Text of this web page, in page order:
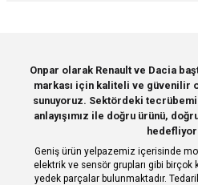
Ürün resmi kalitesiz, bozuk veya
Ürün açıklamasında eksik bilgiler
Ürün bilgilerinde hatalar bulunuyor.
Ürün fiyatı diğer sitelerden daha
Bu ürüne benzer farklı alternatifler
Deneyimini
Onpar olarak Renault ve Dacia
markası için kaliteli ve güvenilir
sunuyoruz. Sektördeki
anlayışımız ile doğru ürünü,
Geniş ürün yelpazemiz içerisinde
elektrik ve sensör grupları gibi
yedek parçalar bulunmaktadır.